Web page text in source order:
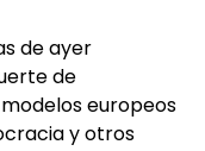
de ayer
de
europeos
y otros